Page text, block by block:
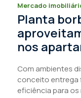
Mercado
Planta
nos
Com ambientes
conceito entrega
eficiência para